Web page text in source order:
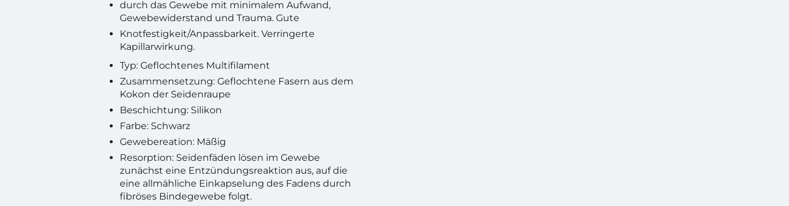
durch das Gewebe mit minimalem Aufwand,
Gewebewiderstand und Trauma. Gute
Knotfestigkeit/Anpassbarkeit. Verringerte
Kapillarwirkung.
Typ: Geflochtenes Multifilament
Zusammensetzung: Geflochtene Fasern aus dem
Kokon der Seidenraupe
Beschichtung: Silikon
Farbe: Schwarz
Gewebereation: Mäßig
Resorption: Seidenfäden lösen im Gewebe
zunächst eine Entzündungsreaktion aus, auf die
eine allmähliche Einkapselung des Fadens durch
fibröses Bindegewebe folgt.